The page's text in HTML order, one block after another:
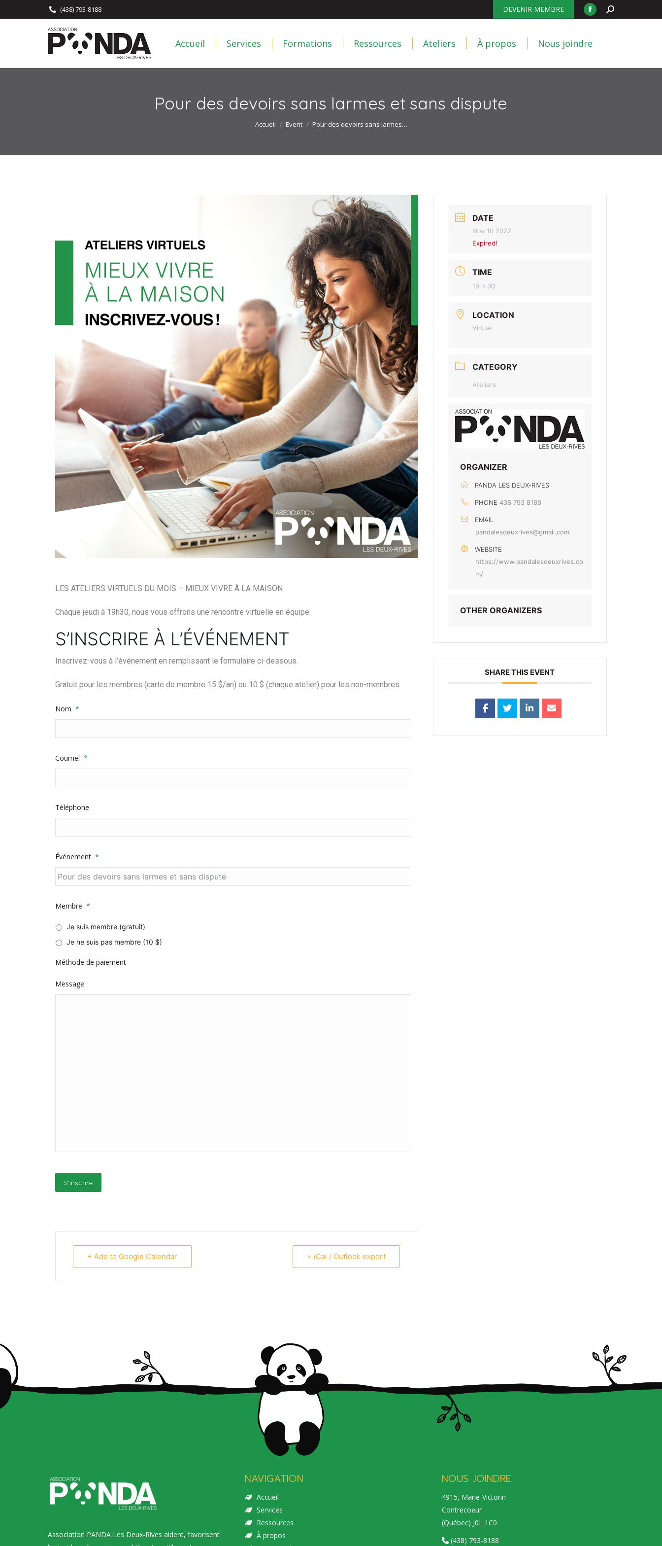
(438) 793-8188 DEVENIR MEMBRE
Facebook
opens
new
Search:
Accueil Services Formations Ressources Ateliers À propos Nous joindre
Pour des devoirs sans larmes et sans dispute
Vous êtes ici :
Accueil Event Pour des devoirs sans larmes…
LES ATELIERS VIRTUELS DU MOIS – MIEUX VIVRE À LA MAISON
Chaque jeudi à 19h30, nous vous offrons une rencontre virtuelle en équipe.
S’INSCRIRE À L’ÉVÉNEMENT
Inscrivez-vous à l’événement en remplissant le formulaire ci-dessous.
Gratuit pour les membres (carte de membre 15 $/an) ou 10 $ (chaque atelier) pour les non-membres.
Nom *
Courriel *
Téléphone
Événement *
Membre *
Je suis membre (gratuit)
Je ne suis pas membre (10 $)
Méthode de paiement
Message
+ Add to Google Calendar + iCal / Outlook export
DATE
Nov 10 2022
Expired!
TIME
19 h 30
LOCATION
Virtuel
CATEGORY
Ateliers
ORGANIZER
PANDA LES DEUX-RIVES
PHONE 438 793 8188
EMAIL
pandalesdeuxrives@gmail.com
WEBSITE
https://www.pandalesdeuxrives.co
m/
OTHER ORGANIZERS
SHARE THIS EVENT
Association PANDA Les Deux-Rives aident, favorisent
NAVIGATION
Accueil
Services
Ressources
À propos
NOUS JOINDRE
4915, Marie-Victorin
Contrecoeur
(Québec) J0L 1C0
(438) 793-8188
Accueil Services Formations Ressources Ateliers À propos Nous joindre